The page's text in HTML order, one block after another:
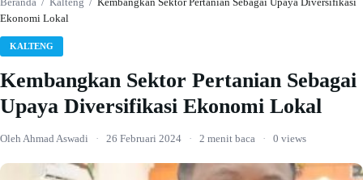
Ekonomi Lokal
KALTENG
Kembangkan Sektor Pertanian Sebagai
Upaya Diversifikasi Ekonomi Lokal
Oleh Ahmad Aswadi · 26 Februari 2024 · 2 menit baca · 0 views